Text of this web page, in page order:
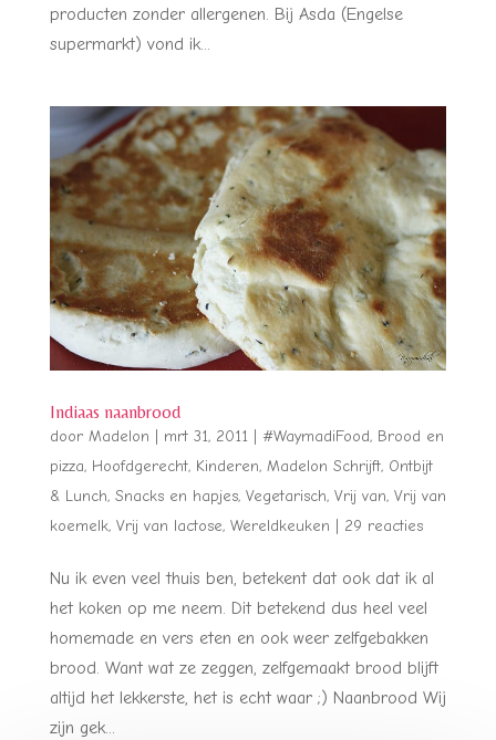
producten zonder allergenen. Bij Asda (Engelse
supermarkt) vond ik...
Indiaas naanbrood
door Madelon mrt 31, 2011| #WaymadiFood, Brood en
pizza, Hoofdgerecht, Kinderen, Madelon Schrijft, Ontbijt
& Lunch, Snacks en hapjes, Vegetarisch, Vrij van, Vrij van
koemelk, Vrij van lactose, Wereldkeuken 29 reacties
Nu ik even veel thuis ben, betekent dat ook dat ik al
het koken op me neem. Dit betekend dus heel veel
homemade en vers eten en ook weer zelfgebakken
brood. Want wat ze zeggen, zelfgemaakt brood blijft
altijd het lekkerste, het is echt waar ;) Naanbrood Wij
zijn gek...